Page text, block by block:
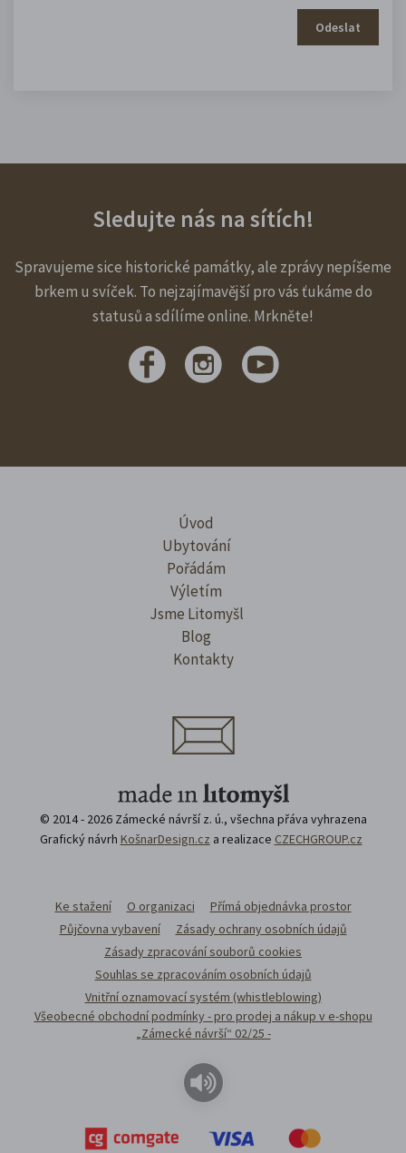
Odeslat
Sledujte nás na sítích!
Spravujeme sice historické památky, ale zprávy nepíšeme
brkem u svíček. To nejzajímavější pro vás ťukáme do
statusů a sdílíme online. Mrkněte!
Úvod
Ubytování
Pořádám
Výletím
Jsme Litomyšl
Blog
Kontakty
© 2014 - 2026 Zámecké návrší z. ú., všechna přáva vyhrazena
Grafický návrh KošnarDesign.cz a realizace CZECHGROUP.cz
Ke stažení O organizaci
Přímá objednávka prostor
Půjčovna vybavení
Zásady ochrany osobních údajů
Zásady zpracování souborů cookies
Souhlas se zpracováním osobních údajů
Vnitřní oznamovací systém (whistleblowing)
Všeobecné obchodní podmínky - pro prodej a nákup v e-shopu
„Zámecké návrší“ 02/25 -